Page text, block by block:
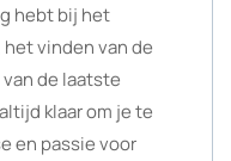
hebt bij het
vinden van de
de laatste
klaar om je te
en passie voor